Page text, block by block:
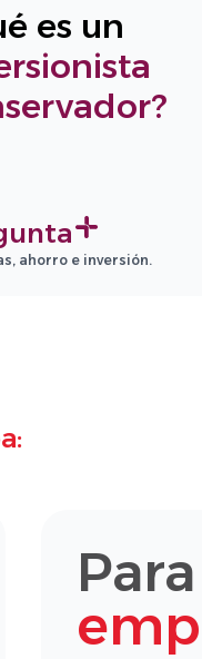
es un
ahorro e inversión.
Para